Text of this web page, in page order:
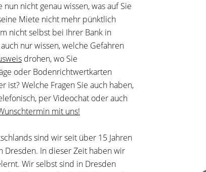
nicht genau wissen, was auf Sie
Miete nicht mehr pünktlich
nicht selbst bei Ihrer Bank in
nur wissen, welche Gefahren
drohen, wo Sie
oder Bodenrichtwertkarten
Welche Fragen Sie auch haben,
per Videochat oder auch
mit uns!
sind wir seit über 15 Jahren
In dieser Zeit haben wir
Wir selbst sind in Dresden